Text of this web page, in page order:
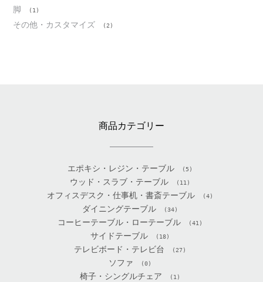
脚 (1)
その他・カスタマイズ (2)
商品カテゴリー
エポキシ・レジン・テーブル (5)
ウッド・スラブ・テーブル (11)
オフィスデスク・仕事机・書斎テーブル (4)
ダイニングテーブル (34)
コーヒーテーブル・ローテーブル (41)
サイドテーブル (18)
テレビボード・テレビ台 (27)
ソファ (0)
椅子・シングルチェア (1)